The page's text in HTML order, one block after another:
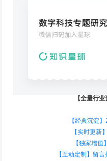
【全量行
【经典沉淀
【实时更新
【独家增
【互动定制】留